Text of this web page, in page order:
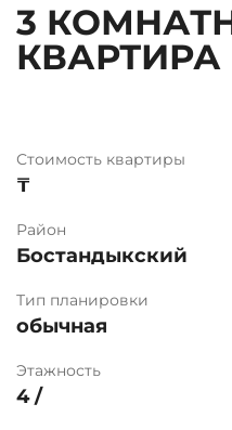
3
КВАРТИРА
Стоимость квартиры
₸
Район
Бостандыкский
Тип планировки
обычная
Этажность
4 /